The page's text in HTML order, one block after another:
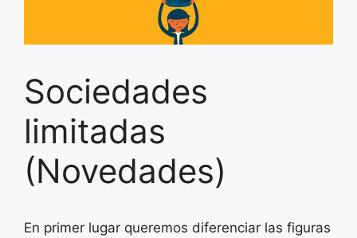
Sociedades
limitadas
(Novedades)
En primer lugar queremos diferenciar las figuras